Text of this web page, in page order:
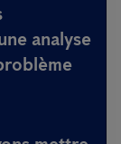
analyse